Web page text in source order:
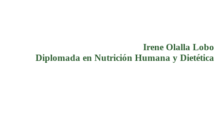
Irene Olalla Lobo
Diplomada en Nutrición Humana y Dietética